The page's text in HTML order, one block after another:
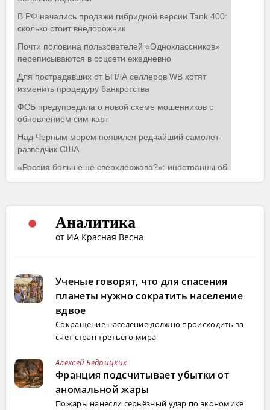
Аналитика
от ИА Красная Весна
Ученые говорят, что для спасения
планеты нужно сократить население
вдвое
Сокращение население должно происходить за
счет стран третьего мира
Алексей Бедрицких
Франция подсчитывает убытки от
аномальной жары
Пожары нанесли серьёзный удар по экономике